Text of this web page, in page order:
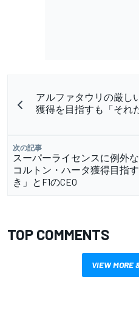
アルファタウリの厳し
獲得を目指すも「それ
次の記事
スーパーライセンスに例外
コルトン・ハータ獲得目指
き」とF1のCEO
TOP COMMENTS
VIEW MORE